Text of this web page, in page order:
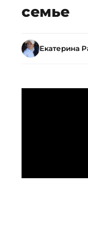
семье
Екатерина